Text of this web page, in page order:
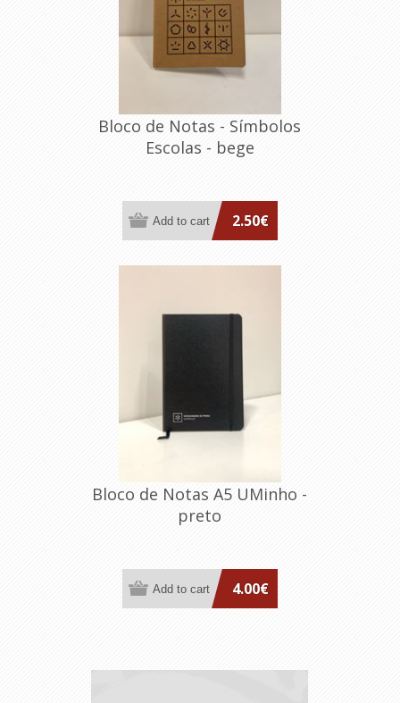
Bloco de Notas - Símbolos
Escolas - bege
2.50€
Bloco de Notas A5 UMinho -
preto
4.00€